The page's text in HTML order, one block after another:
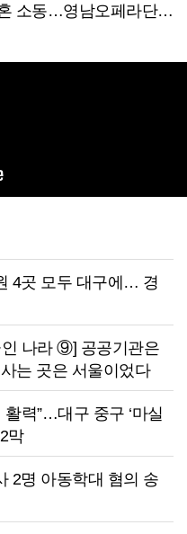
42주년 기념 오페레타 ‘딸은 열, 아들은?’
4곳 모두 대구에… 경
나라 ⑨] 공공기관은
는 곳은 서울이었다
력”…대구 중구 ‘마실
막
2명 아동학대 혐의 송